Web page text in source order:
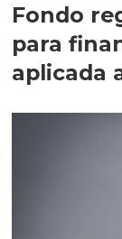
Fondo
para
aplicada